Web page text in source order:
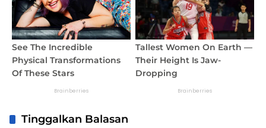
Tinggalkan Balasan